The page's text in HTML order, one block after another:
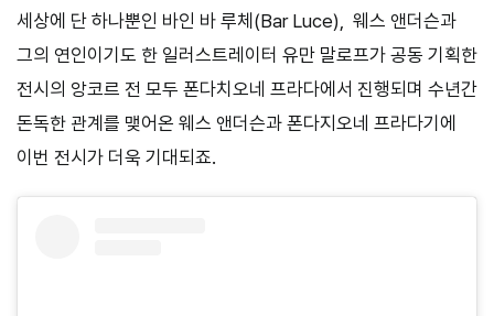
세상에 단 하나뿐인 바인 바 루체(Bar Luce), 웨스 앤더슨과
그의 연인이기도 한 일러스트레이터 유만 말로프가 공동 기획한
전시의 앙코르 전 모두 폰다치오네 프라다에서 진행되며 수년간
돈독한 관계를 맺어온 웨스 앤더슨과 폰다지오네 프라다기에
이번 전시가 더욱 기대되죠.